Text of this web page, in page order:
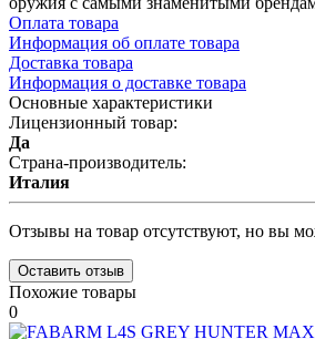
Оплата товара
Информация об оплате товара
Доставка товара
Информация о доставке товара
Основные характеристики
Лицензионный товар:
Да
Страна-производитель:
Италия
Отзывы на товар отсутствуют, но вы
Оставить отзыв
Похожие товары
0